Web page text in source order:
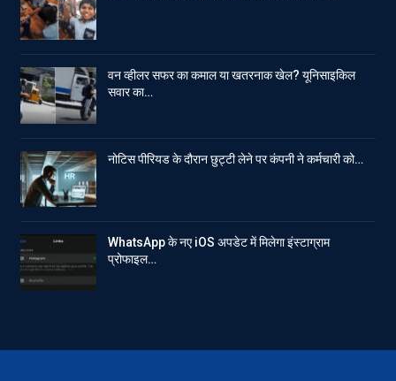
वन व्हीलर सफर का कमाल या खतरनाक खेल? यूनिसाइकिल
सवार का…
नोटिस पीरियड के दौरान छुट्टी लेने पर कंपनी ने कर्मचारी को…
WhatsApp के नए iOS अपडेट में मिलेगा इंस्टाग्राम
प्रोफाइल…